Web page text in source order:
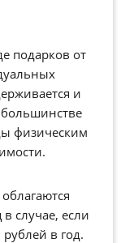
подарков от
и
большинстве
физическим
случае, если
в год.